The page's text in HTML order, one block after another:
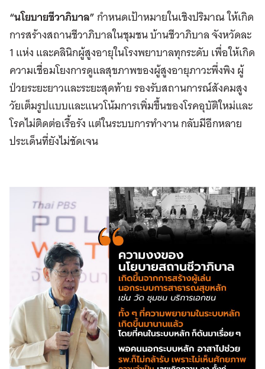
“นโยบายชีวาภิบาล”กำหนดเป้าหมายในเชิงปริมาณ ให้เกิด
การสร้างสถานชีวาภิบาลในชุมชน บ้านชีวาภิบาล จังหวัดละ
1 แห่ง และคลินิกผู้สูงอายุในโรงพยาบาลทุกระดับ เพื่อให้เกิด
ความเชื่อมโยงการดูแลสุขภาพของผู้สูงอายุภาวะพี่งพิง ผู้
ป่วยระยะยาวและระยะสุดท้าย รองรับสถานการณ์สังคมสูง
วัยเต็มรูปแบบและแนวโน้มการเพิ่มขึ้นของโรคอุบัติใหม่และ
โรคไม่ติดต่อเรื้อรัง แต่ในระบบการทำงาน กลับมีอีกหลาย
ประเด็นที่ยังไม่ชัดเจน